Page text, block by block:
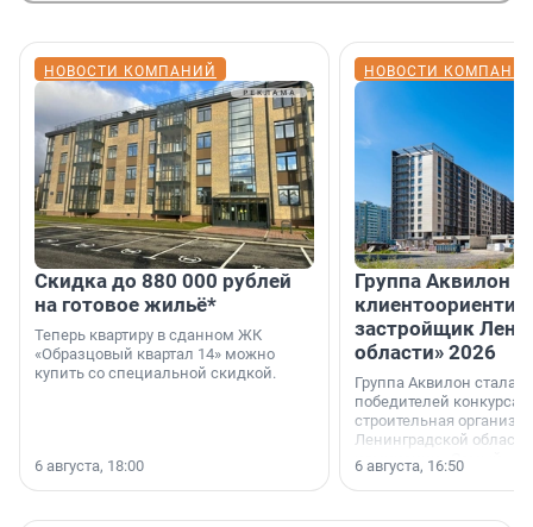
НОВОСТИ КОМПАНИЙ
Скидка до 880 000 рублей
на готовое жильё*
Теперь квартиру в сданном ЖК
«Образцовый квартал 14» можно
купить со специальной скидкой.
6 августа, 18:00
НОВОСТИ
Группа Аквилон
застройщик
области» 2026
Группа Аквилон стала
победителей конкурса
строительная
Ленинградской области
номинации «Самый
застройщик
области».
6 августа, 16:50